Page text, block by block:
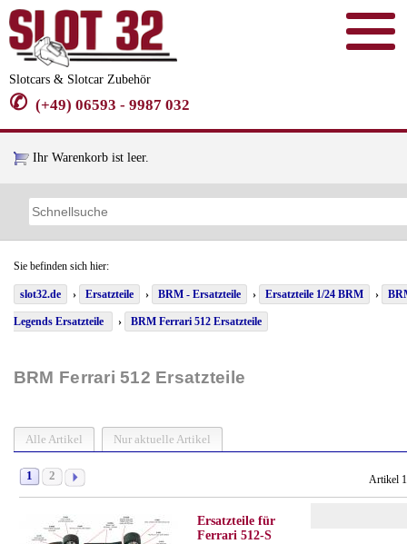
Slotcars & Slotcar Zubehör
✆ (+49) 06593 - 9987 032
Ihr Warenkorb ist leer.
Sie befinden sich hier:
slot32.de › Ersatzteile › BRM - Ersatzteile › Ersatzteile 1/24 BRM ›
Legends Ersatzteile › BRM Ferrari 512 Ersatzteile
BRM Ferrari 512 Ersatzteile
Alle Artikel Nur aktuelle Artikel
1 2 Artikel
Ersatzteile für
Ferrari 512-S